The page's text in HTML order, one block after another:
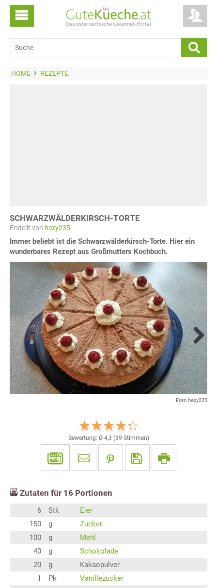
HOME REZEPTE
SCHWARZWÄLDERKIRSCH-TORTE
Erstellt von hexy235
Immer beliebt ist die Schwarzwälderkirsch-Torte. Hier ein
wunderbares Rezept aus Großmutters Kochbuch.
Foto hexy235
Next
Bewertung: Ø 4,3 (39 Stimmen)
Zutaten für 16 Portionen
6 Stk
Eier
150
g
Zucker
100
g
Mehl
40
g
Schokolade
20
g
Kakaopulver
1
Pk
Vanillezucker